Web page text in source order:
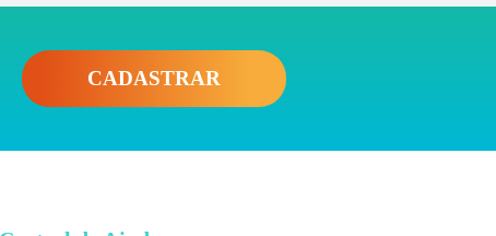
CADASTRAR